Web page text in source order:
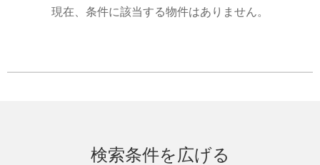
現在、条件に該当する物件はありません。
検索条件を広げる